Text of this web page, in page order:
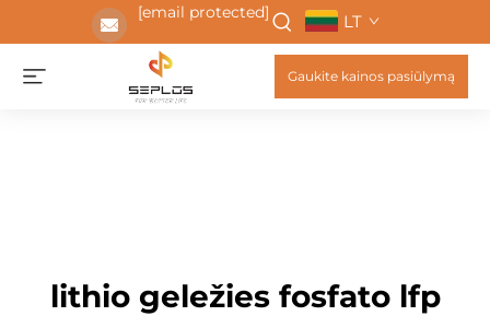
[email protected] LT
Gaukite kainos pasiūlymą
lithio geležies fosfato lfp